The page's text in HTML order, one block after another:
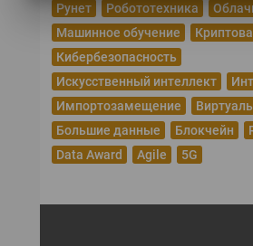
Рунет
Робототехника
Машинное обучение
Кибербезопасность
Искусственный интеллект
Импортозамещение
Большие данные
Блокчейн
Data Award
Agile 5G